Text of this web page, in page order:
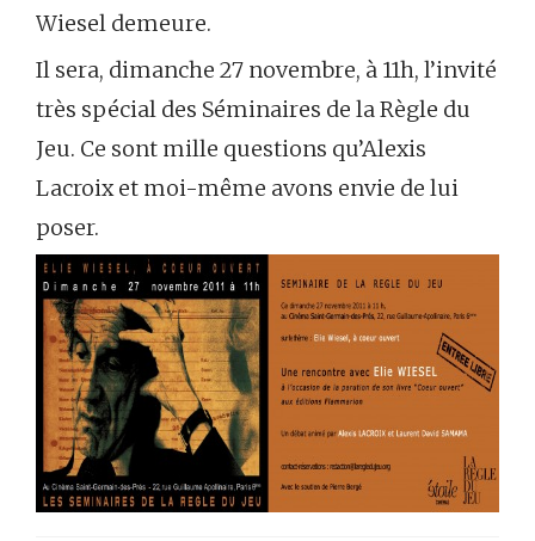
Wiesel demeure.
Il sera, dimanche 27 novembre, à 11h, l’invité
très spécial des Séminaires de la Règle du
Jeu. Ce sont mille questions qu’Alexis
Lacroix et moi-même avons envie de lui
poser.